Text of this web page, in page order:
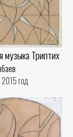
музыка Триптих
год